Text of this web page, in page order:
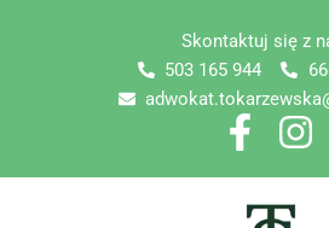
Skontaktuj się z
503 165 944